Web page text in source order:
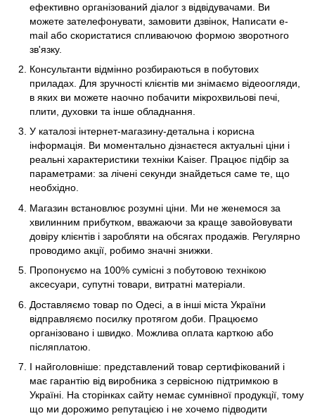
ефективно організований діалог з відвідувачами. Ви
можете зателефонувати, замовити дзвінок, Написати e-
mail або скористатися спливаючою формою зворотного
зв'язку.
Консультанти відмінно розбираються в побутових
приладах. Для зручності клієнтів ми знімаємо відеоогляди,
в яких ви можете наочно побачити мікрохвильові печі,
плити, духовки та інше обладнання.
У каталозі інтернет-магазину-детальна і корисна
інформація. Ви моментально дізнаєтеся актуальні ціни і
реальні характеристики техніки Kaiser. Працює підбір за
параметрами: за лічені секунди знайдеться саме те, що
необхідно.
Магазин встановлює розумні ціни. Ми не женемося за
хвилинним прибутком, вважаючи за краще завойовувати
довіру клієнтів і заробляти на обсягах продажів. Регулярно
проводимо акції, робимо значні знижки.
Пропонуємо на 100% сумісні з побутовою технікою
аксесуари, супутні товари, витратні матеріали.
Доставляємо товар по Одесі, а в інші міста України
відправляємо посилку протягом доби. Працюємо
організовано і швидко. Можлива оплата карткою або
післяплатою.
І найголовніше: представлений товар сертифікований і
має гарантію від виробника з сервісною підтримкою в
Україні. На сторінках сайту немає сумнівної продукції, тому
що ми дорожимо репутацією і не хочемо підводити